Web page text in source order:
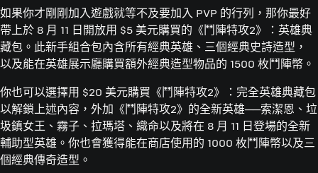
如果你才剛剛加入遊戲就等不及要加入 PVP 的行列，那你最好
帶上於 8 月 11 日開放用 $5 美元購買的《鬥陣特攻2》：英雄典
藏包。此新手組合包內含所有經典英雄、三個經典史詩造型，
以及能在英雄展示廳購買額外經典造型物品的 1500 枚鬥陣幣。
你也可以選擇用 $20 美元購買《鬥陣特攻2》：完全英雄典藏包
以解鎖上述內容，外加《鬥陣特攻2》的全新英雄──索潔恩、垃
圾鎮女王、霧子、拉瑪塔、織命以及將在 8 月 11 日登場的全新
輔助型英雄。你也會獲得能在商店使用的 1000 枚鬥陣幣以及三
個經典傳奇造型。